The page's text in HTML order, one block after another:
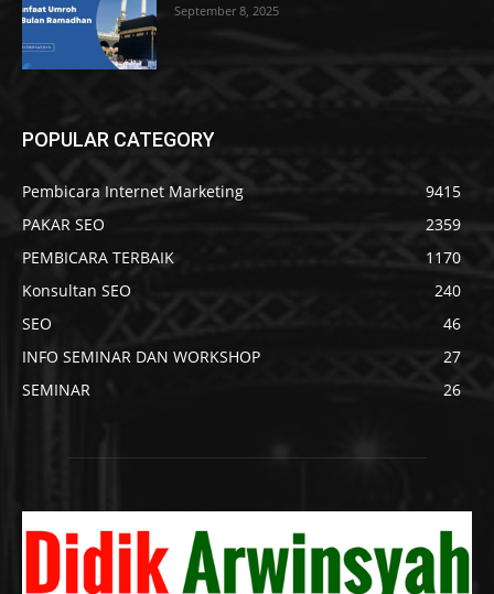
September 8, 2025
POPULAR CATEGORY
Pembicara Internet Marketing
9415
PAKAR SEO
2359
PEMBICARA TERBAIK
1170
Konsultan SEO
240
SEO
46
INFO SEMINAR DAN WORKSHOP
27
SEMINAR
26